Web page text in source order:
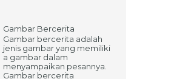
Gambar Bercerita
Gambar bercerita adalah
jenis gambar yang memiliki
a gambar dalam
menyampaikan pesannya.
Gambar bercerita